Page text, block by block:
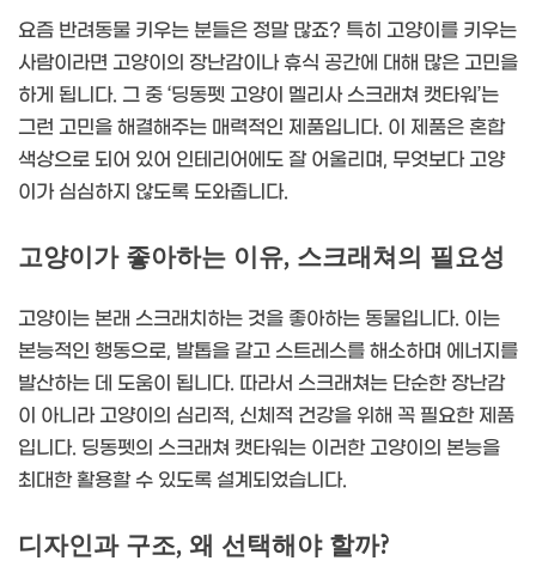
요즘 반려동물 키우는 분들은 정말 많죠? 특히 고양이를 키우는
사람이라면 고양이의 장난감이나 휴식 공간에 대해 많은 고민을
하게 됩니다. 그 중 ‘딩동펫 고양이 멜리사 스크래쳐 캣타워’는
그런 고민을 해결해주는 매력적인 제품입니다. 이 제품은 혼합
색상으로 되어 있어 인테리어에도 잘 어울리며, 무엇보다 고양
이가 심심하지 않도록 도와줍니다.
고양이가 좋아하는 이유, 스크래쳐의 필요성
고양이는 본래 스크래치하는 것을 좋아하는 동물입니다. 이는
본능적인 행동으로, 발톱을 갈고 스트레스를 해소하며 에너지를
발산하는 데 도움이 됩니다. 따라서 스크래쳐는 단순한 장난감
이 아니라 고양이의 심리적, 신체적 건강을 위해 꼭 필요한 제품
입니다. 딩동펫의 스크래쳐 캣타워는 이러한 고양이의 본능을
최대한 활용할 수 있도록 설계되었습니다.
디자인과 구조, 왜 선택해야 할까?